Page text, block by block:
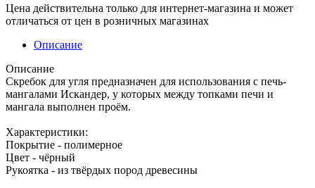
Цена действительна только для интернет-магазина и может
отличаться от цен в розничных магазинах
Описание
Описание
Скребок для угля предназначен для использования с печь-
мангалами Искандер, у которых между топками печи и
мангала выполнен проём.
Характеристики:
Покрытие - полимерное
Цвет - чёрный
Рукоятка - из твёрдых пород древесины